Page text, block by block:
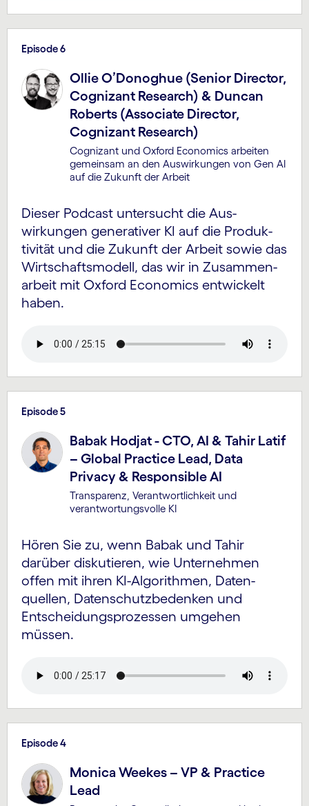
Episode 6
Ollie O’Donoghue (Senior Director,
Cognizant Research) & Duncan
Roberts (Associate Director,
Cognizant Research)
Cognizant und Oxford Economics arbeiten
gemeinsam an den Auswir­kungen von Gen AI
auf die Zukunft der Arbeit
Dieser Podcast untersucht die Aus­
wirkungen generativer KI auf die Produk­
tivität und die Zukunft der Arbeit sowie das
Wirtschafts­modell, das wir in Zusammen­
arbeit mit Oxford Economics entwickelt
haben.
Episode 5
Babak Hodjat - CTO, AI & Tahir Latif
– Global Practice Lead, Data
Privacy & Responsible AI
Transparenz, Verantwortlichkeit und
verantwortungsvolle KI
Hören Sie zu, wenn Babak und Tahir
darüber diskutieren, wie Unternehmen
offen mit ihren KI-Algorithmen, Daten­
quellen, Datenschutz­bedenken und
Entscheidungs­prozessen umgehen
müssen.
Episode 4
Monica Weekes – VP & Practice
Lead